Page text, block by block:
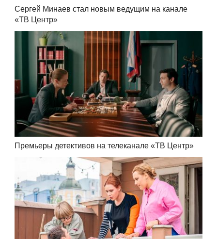
Сергей Минаев стал новым ведущим на канале
«ТВ Центр»
Премьеры детективов на телеканале «ТВ Центр»